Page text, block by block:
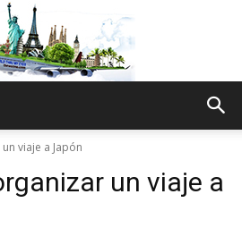
viaje a Japón
un viaje a